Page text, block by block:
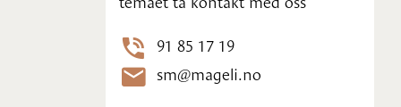
91 85 17 19
sm@mageli.no